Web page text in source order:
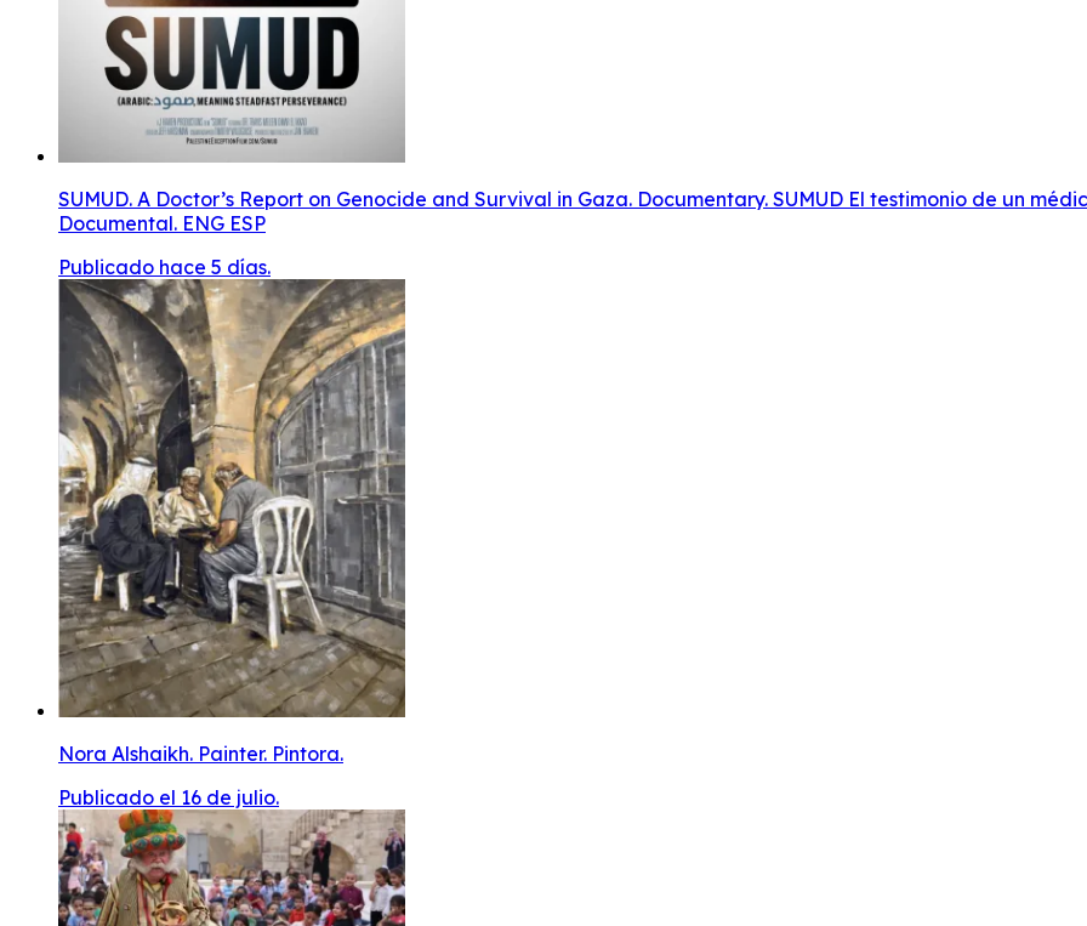
SUMUD. A Doctor’s Report on Genocide and Survival in Gaza. Documentary. SUMUD El testimonio de un
Documental. ENG ESP
Publicado hace 5 días.
Nora Alshaikh. Painter. Pintora.
Publicado el 16 de julio.